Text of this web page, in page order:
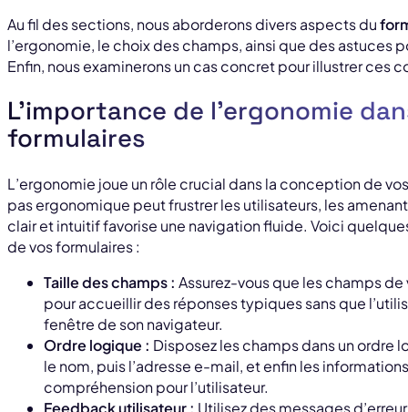
Au fil des sections, nous aborderons divers aspects du
l’ergonomie, le choix des champs, ainsi que des astuces
Enfin, nous examinerons un cas concret pour illustrer ces
L’importance de l’ergonomie
formulaires
L’ergonomie joue un rôle crucial dans la conception de
pas ergonomique peut frustrer les utilisateurs, les
clair et intuitif favorise une navigation fluide. Voici
de vos formulaires :
Taille des champs : Assurez-vous que les champs
pour accueillir des réponses typiques sans que
fenêtre de son navigateur.
Ordre logique : Disposez les champs dans un ordre
le nom, puis l’adresse e-mail, et enfin les
compréhension pour l’utilisateur.
Feedback utilisateur : Utilisez des messages